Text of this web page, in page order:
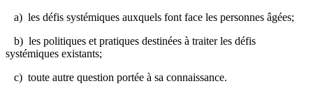
a) les défis systémiques auxquels font face les personnes âgées;
b) les politiques et pratiques destinées à traiter les défis
systémiques existants;
c) toute autre question portée à sa connaissance.